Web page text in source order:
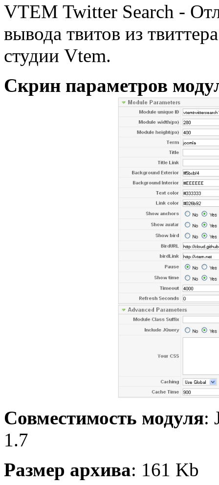
VTEM Twitter Search -
вывода твитов из
студии Vtem.
Скрин параметров
Совместимость модуля:
1.7
Размер архива: 161 Kb